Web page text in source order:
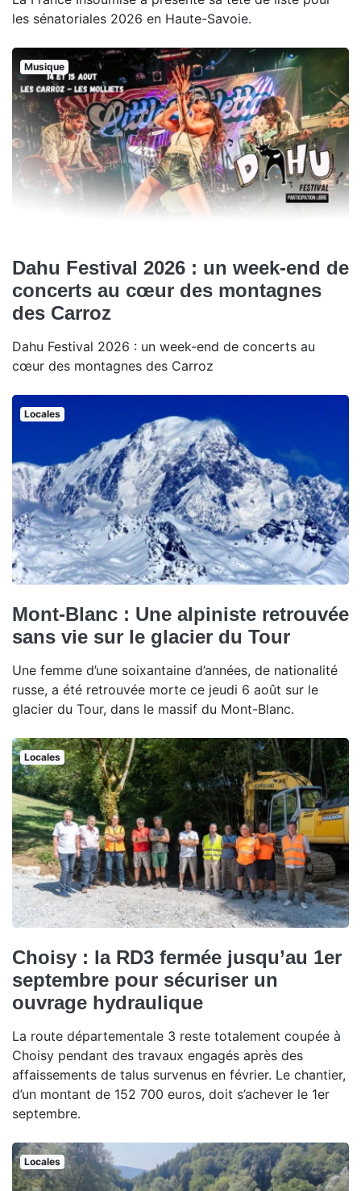
les sénatoriales 2026 en Haute-Savoie.
Musique
Dahu Festival 2026 : un week-end de
concerts au cœur des montagnes
des Carroz
Dahu Festival 2026 : un week-end de concerts au
cœur des montagnes des Carroz
Locales
Mont-Blanc : Une alpiniste retrouvée
sans vie sur le glacier du Tour
Une femme d’une soixantaine d’années, de nationalité
russe, a été retrouvée morte ce jeudi 6 août sur le
glacier du Tour, dans le massif du Mont-Blanc.
Locales
Choisy : la RD3 fermée jusqu’au 1er
septembre pour sécuriser un
ouvrage hydraulique
La route départementale 3 reste totalement coupée à
Choisy pendant des travaux engagés après des
affaissements de talus survenus en février. Le chantier,
d’un montant de 152 700 euros, doit s’achever le 1er
septembre.
Locales